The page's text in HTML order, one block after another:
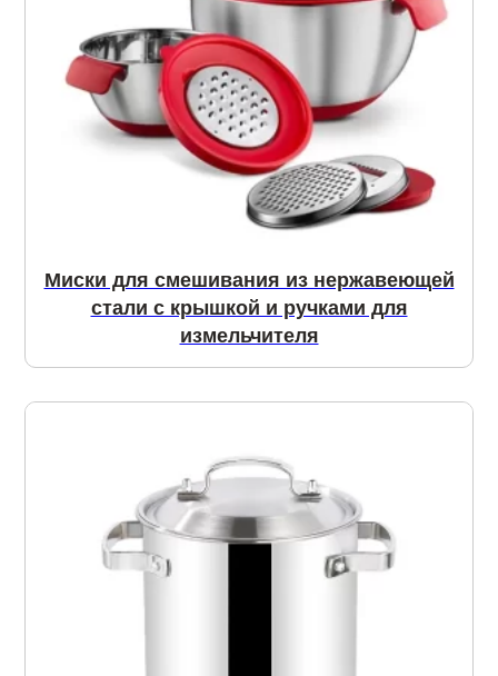
Миски для смешивания из нержавеющей
стали с крышкой и ручками для
измельчителя